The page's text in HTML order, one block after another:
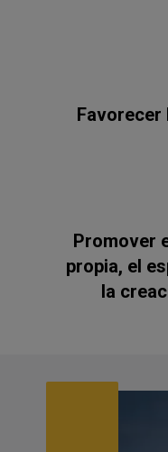
Favorecer
Promover
propia, el
la